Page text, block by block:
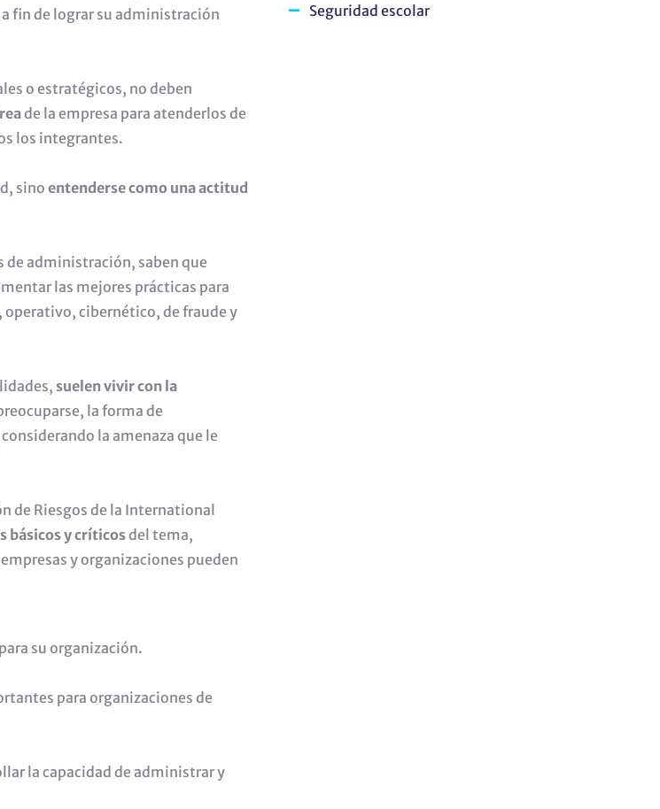
a fin de lograr su administración
o estratégicos, no deben
de la empresa para atenderlos de
los integrantes.
sino entenderse como una actitud
administración, saben que
las mejores prácticas para
cibernético, de fraude y
suelen vivir con la
la forma de
la amenaza que le
de Riesgos de la International
básicos y críticosdel tema,
y organizaciones pueden
su organización.
para organizaciones de
la capacidad de administrar y
Seguridad escolar